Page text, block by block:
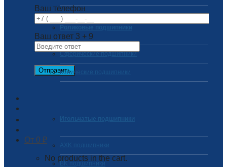
Ваш телефон
Ваш ответ 3 + 9
0 ₽
No products in the cart.
Роликовые подшипники
Сферические подшипники
Конические подшипники
Игольчатые подшипники
AXK подшипники
BK подшипники